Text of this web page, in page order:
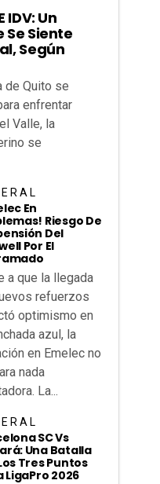
IDV: Un
Siente
Según
de Quito se
enfrentar
Valle, la
se
En
Riesgo De
Del
Por El
a que la llegada
refuerzos
optimismo en
azul, la
en Emelec no
nada
La...
SC Vs
Una Batalla
Tres Puntos
LigaPro 2026